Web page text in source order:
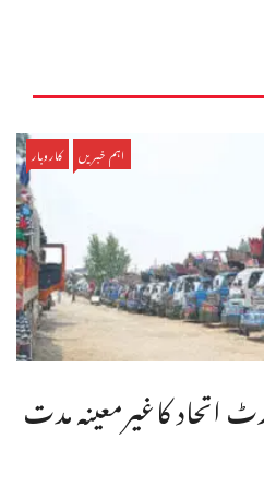
اہم خبریں کاروبار
اتحاد کاغیرمعینہ مدت